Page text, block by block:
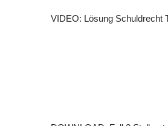
VIDEO: Lösung Schuldrecht